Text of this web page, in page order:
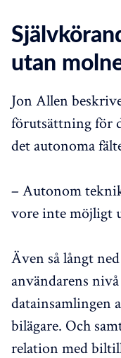
utan
Jon Allen
förutsättning för
det autonoma
– Autonom
vore inte möjligt
Även så långt
användarens
datainsamlingen
bilägare. Och
relation med